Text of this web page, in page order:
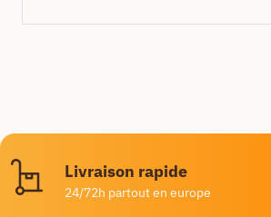
Livraison rapide
24/72h partout en europe